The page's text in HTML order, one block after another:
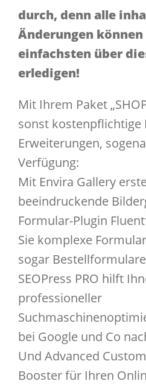
durch, denn alle
Änderungen können
einfachsten über
erledigen!
Mit Ihrem Paket
sonst kostenpflichtige
Erweiterungen,
Verfügung:
Mit Envira Gallery
beeindruckende
Formular-Plugin
Sie komplexe
sogar
SEOPress PRO hilft
professioneller
bei Google und Co
Und Advanced
Booster für Ihren